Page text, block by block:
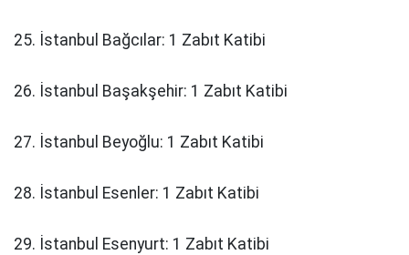
25. İstanbul Bağcılar: 1 Zabıt Katibi
26. İstanbul Başakşehir: 1 Zabıt Katibi
27. İstanbul Beyoğlu: 1 Zabıt Katibi
28. İstanbul Esenler: 1 Zabıt Katibi
29. İstanbul Esenyurt: 1 Zabıt Katibi